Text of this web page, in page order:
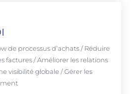
de processus d’achats / Réduire
factures / Améliorer les relations
visibilité globale / Gérer les